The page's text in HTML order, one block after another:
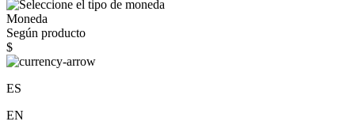
Moneda
Según producto
$
ES
EN